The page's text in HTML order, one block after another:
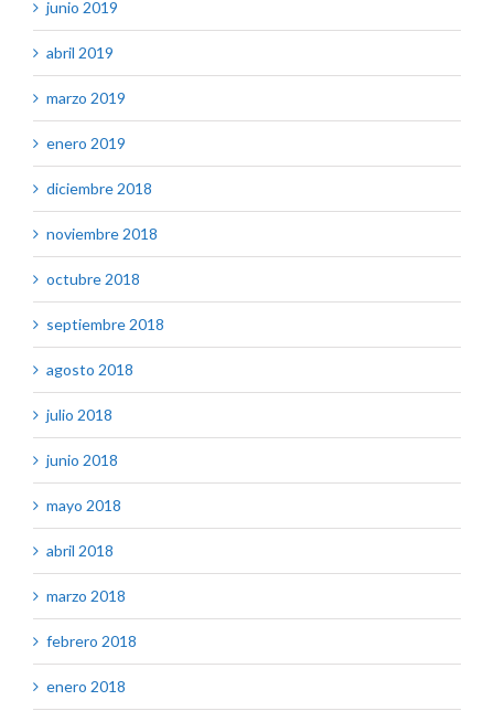
junio 2019
abril 2019
marzo 2019
enero 2019
diciembre 2018
noviembre 2018
octubre 2018
septiembre 2018
agosto 2018
julio 2018
junio 2018
mayo 2018
abril 2018
marzo 2018
febrero 2018
enero 2018